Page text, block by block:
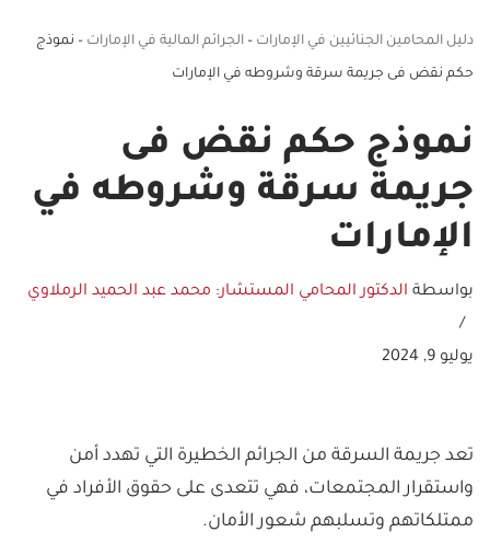
دليل المحامين الجنائيين في الإمارات – الجرائم المالية في الإمارات – نموذج
حكم نقض فى جريمة سرقة وشروطه في الإمارات
نموذج حكم نقض فى
جريمة سرقة وشروطه في
الإمارات
بواسطة الدكتور المحامي المستشار: محمد عبد الحميد الرملاوي
يوليو 9, 2024
تعد جريمة السرقة من الجرائم الخطيرة التي تهدد أمن
واستقرار المجتمعات، فهي تتعدى على حقوق الأفراد في
ممتلكاتهم وتسلبهم شعور الأمان.